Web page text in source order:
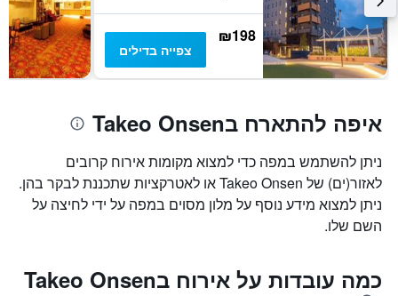
₪198
צפייה בדילים
איפה להתארח בTakeo Onsen
ניתן להשתמש במפה כדי למצוא מקומות אירוח קרובים
לאזור(ים) של Takeo Onsen או לאטרקציות שתכננת לבקר בהן.
ניתן למצוא מידע נוסף על מלון מסוים במפה על ידי לחיצה על
השם שלו.
כמה עובדות על אירוח בTakeo Onsen